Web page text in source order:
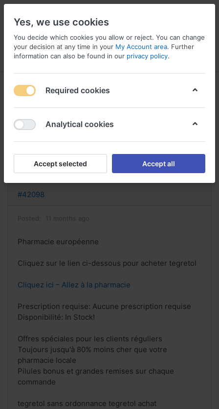
Menu Log in Compare Wishlist
tegretol achat tegretol sans
ordonnance
Reply
#42098
Posted: 11 months ago
Pharmacie européenne
Cliquez sur le lien ci-dessous pour acheter tegretol
Cliquez ici – Allez à la pharmacie
Prescription requise: Aucune prescription requise
Disponibilité: In Stock!
Offres spéciales pour les clients réguliers
Toujours jusqu'à 80% moins cher que votre
pharmacie locale
Pilules bonus et grandes remises sur chaque
commande
tegretol sans ordonnance tegretol achat
Yes, we use cookies
You decide which cookies you allow or reject. You can change
your decision at any time in your My Account area. Further
information can also be found in our privacy policy.
Required cookies
Analytical cookies
Accept selected Accept all